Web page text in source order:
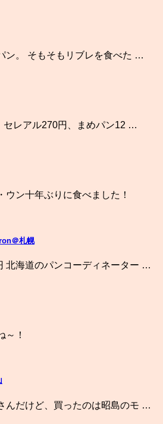
ン。 そもそもリブレを食べた …
レアル270円、まめパン12 …
ン十年ぶりに食べました！
＠札幌
北海道のパンコーディネーター …
！
んだけど、買ったのは昭島のモ …